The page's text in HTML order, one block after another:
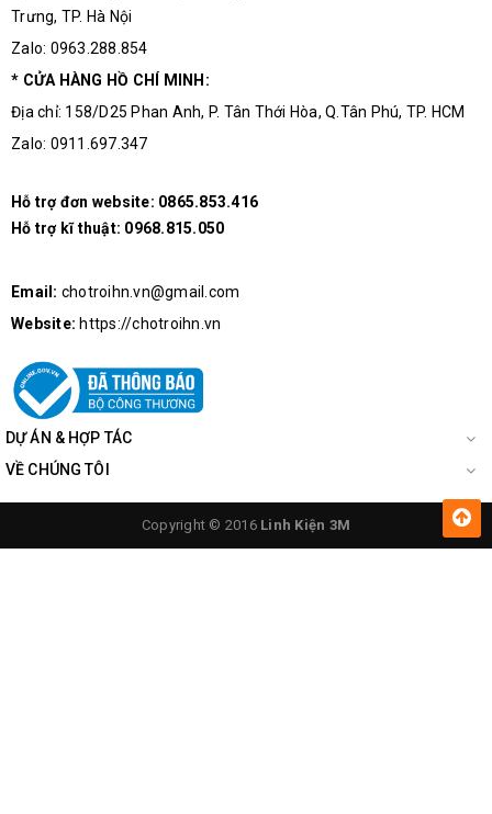
Trưng, TP. Hà Nội
Zalo: 0963.288.854
* CỬA HÀNG HỒ CHÍ MINH:
Địa chỉ: 158/D25 Phan Anh, P. Tân Thới Hòa, Q.Tân Phú, TP. HCM
Zalo: 0911.697.347
Hỗ trợ đơn website: 0865.853.416
Hỗ trợ kĩ thuật: 0968.815.050
Email: chotroihn.vn@gmail.com
Website: https://chotroihn.vn
DỰ ÁN & HỢP TÁC
VỀ CHÚNG TÔI
Copyright © 2016 Linh Kiện 3M